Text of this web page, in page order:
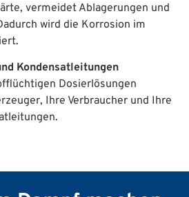
vermeidet Ablagerungen und
wird die Korrosion im
Kondensatleitungen
Dosierlösungen
Ihre Verbraucher und Ihre